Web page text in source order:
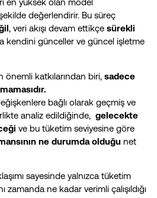
en yüksek olan model
değerlendirir. Bu süreç
, veri akışı devam ettikçe sürekli
kendini günceller ve güncel işletme
önemli katkılarından biri, sadece
bağlı olarak geçmiş ve
analiz edildiğinde, gelecekte
ve bu tüketim seviyesine göre
ne durumda olduğu net
sayesinde yalnızca tüketim
ne kadar verimli çalışıldığı